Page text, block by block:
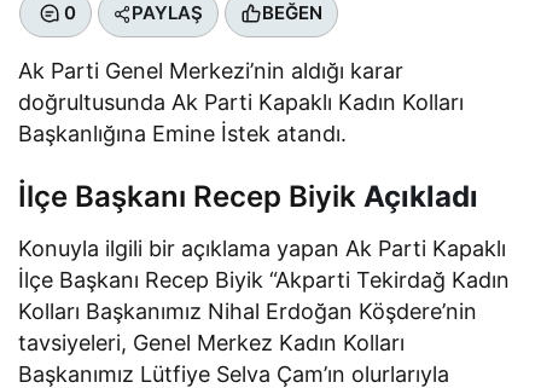
0 PAYLAŞ BEĞEN
Ak Parti Genel Merkezi’nin aldığı karar
doğrultusunda Ak Parti Kapaklı Kadın Kolları
Başkanlığına Emine İstek atandı.
İlçe Başkanı Recep Biyik Açıkladı
Konuyla ilgili bir açıklama yapan Ak Parti Kapaklı
İlçe Başkanı Recep Biyik “Akparti Tekirdağ Kadın
Kolları Başkanımız Nihal Erdoğan Köşdere’nin
tavsiyeleri, Genel Merkez Kadın Kolları
Başkanımız Lütfiye Selva Çam’ın olurlarıyla